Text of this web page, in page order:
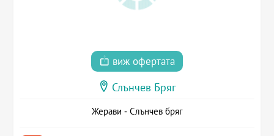
виж офертата
Слънчев Бряг
Жерави - Слънчев бряг